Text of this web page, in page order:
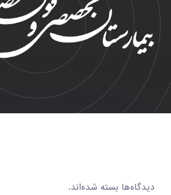
دیدگاه‌ها بسته شده‌اند.